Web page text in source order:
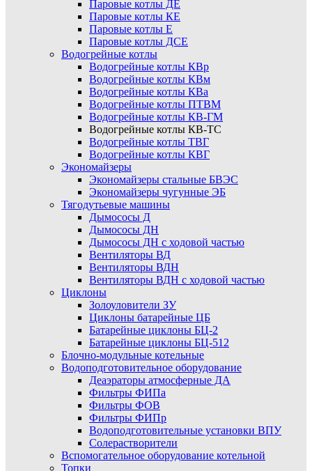
Паровые котлы ДЕ
Паровые котлы КЕ
Паровые котлы Е
Паровые котлы ДСЕ
Водогрейные котлы
Водогрейные котлы КВр
Водогрейные котлы КВм
Водогрейные котлы КВа
Водогрейные котлы ПТВМ
Водогрейные котлы КВ-ГМ
Водогрейные котлы КВ-ТС
Водогрейные котлы ТВГ
Водогрейные котлы КВГ
Экономайзеры
Экономайзеры стальные БВЭС
Экономайзеры чугунные ЭБ
Тягодутьевые машины
Дымососы Д
Дымососы ДН
Дымососы ДН с ходовой частью
Вентиляторы ВД
Вентиляторы ВДН
Вентиляторы ВДН с ходовой частью
Циклоны
Золоуловители ЗУ
Циклоны батарейные ЦБ
Батарейные циклоны БЦ-2
Батарейные циклоны БЦ-512
Блочно-модульные котельные
Водоподготовительное оборудование
Деаэраторы атмосферные ДА
Фильтры ФИПа
Фильтры ФОВ
Фильтры ФИПр
Водоподготовительные установки ВПУ
Солерастворители
Вспомогательное оборудование котельной
Топки